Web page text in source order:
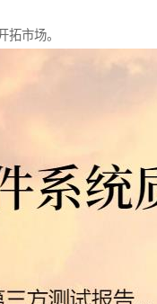
拓市场。